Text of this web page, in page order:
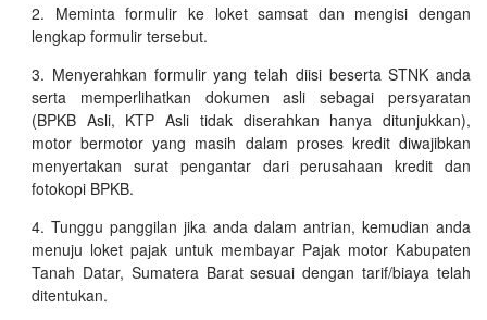
Meminta formulir ke loket samsat dan mengisi dengan
lengkap formulir tersebut.
Menyerahkan formulir yang telah diisi beserta STNK anda
serta memperlihatkan dokumen asli sebagai persyaratan
(BPKB Asli, KTP Asli tidak diserahkan hanya ditunjukkan),
motor bermotor yang masih dalam proses kredit diwajibkan
menyertakan surat pengantar dari perusahaan kredit dan
fotokopi BPKB.
Tunggu panggilan jika anda dalam antrian, kemudian anda
menuju loket pajak untuk membayar Pajak motor Kabupaten
Tanah Datar, Sumatera Barat sesuai dengan tarif/biaya telah
ditentukan.